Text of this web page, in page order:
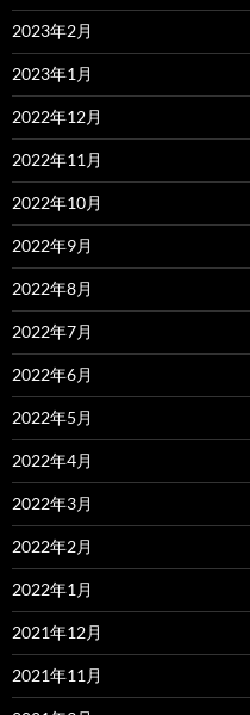
2023年2月
2023年1月
2022年12月
2022年11月
2022年10月
2022年9月
2022年8月
2022年7月
2022年6月
2022年5月
2022年4月
2022年3月
2022年2月
2022年1月
2021年12月
2021年11月